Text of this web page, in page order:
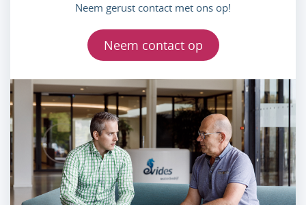
Neem gerust contact met ons op!
Neem contact op